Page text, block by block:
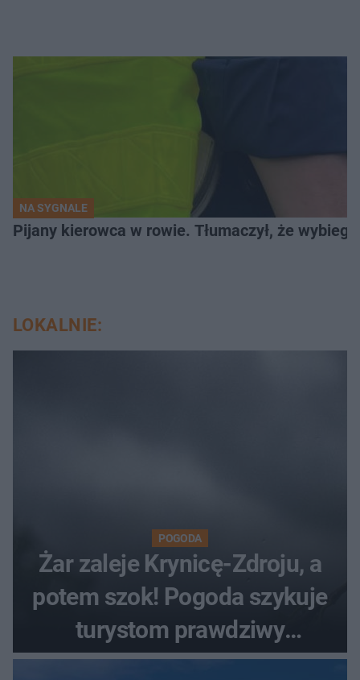
NA SYGNALE
Pijany kierowca w rowie. Tłumaczył, że
LOKALNIE:
POGODA
Żar zaleje Krynicę-Zdroju, a
potem szok! Pogoda szykuje
turystom prawdziwy
rollercoaster